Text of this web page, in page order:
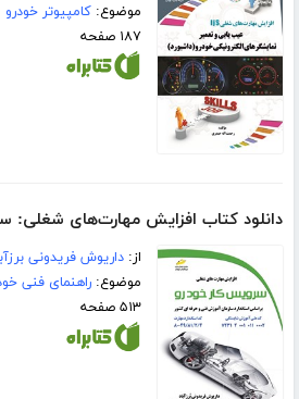
موضوع:کامپیوتر خودرو
۱۸۷ صفحه
دانلود کتاب افزایش مهارت‌های شغلی:
از:داریوش فریدونی
موضوع:راهنمای فنی
۵۱۳ صفحه